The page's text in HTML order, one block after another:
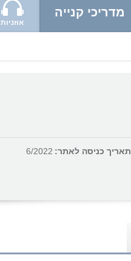
מדריכי קנייה
אוזניות
תאריך כניסה לאתר: 6/2022